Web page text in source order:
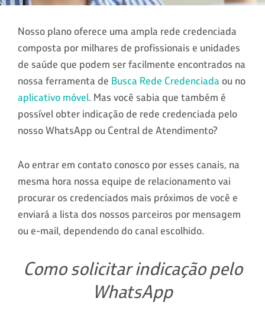
Nosso plano oferece uma ampla rede credenciada
composta por milhares de profissionais e unidades
de saúde que podem ser facilmente encontrados na
nossa ferramenta de Busca Rede Credenciada ou no
aplicativo móvel. Mas você sabia que também é
possível obter indicação de rede credenciada pelo
nosso WhatsApp ou Central de Atendimento?
Ao entrar em contato conosco por esses canais, na
mesma hora nossa equipe de relacionamento vai
procurar os credenciados mais próximos de você e
enviará a lista dos nossos parceiros por mensagem
ou e-mail, dependendo do canal escolhido.
Como solicitar indicação pelo
WhatsApp